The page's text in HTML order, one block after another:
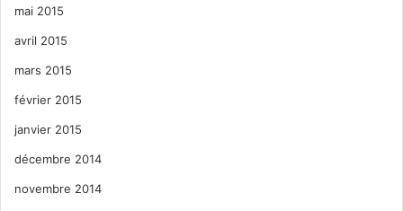
mai 2015
avril 2015
mars 2015
février 2015
janvier 2015
décembre 2014
novembre 2014